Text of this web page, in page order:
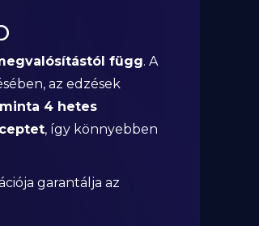
függ. A
az edzések
minta 4 hetes
, így könnyebben
garantálja az